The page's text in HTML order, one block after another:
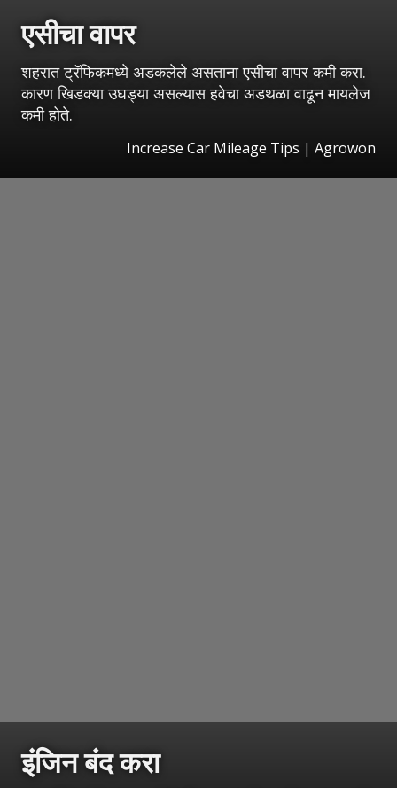
एसीचा वापर
शहरात ट्रॅफिकमध्ये अडकलेले असताना एसीचा वापर कमी करा.
कारण खिडक्या उघड्या असल्यास हवेचा अडथळा वाढून मायलेज
कमी होते.
Increase Car Mileage Tips | Agrowon
इंजिन बंद करा